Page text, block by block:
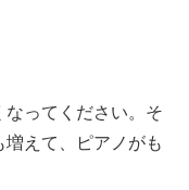
ってください。 そ
えて、
ピアノがも